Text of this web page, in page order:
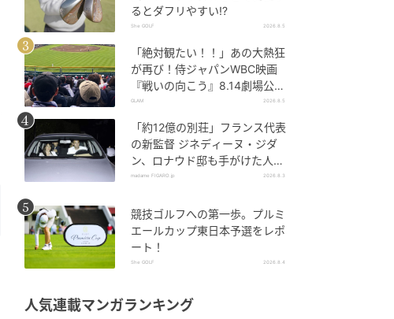
るとダフリやすい⁉
She GOLF 2026.8.5
「絶対観たい！！」あの大熱狂
が再び！侍ジャパンWBC映画
『戦いの向こう』8.14劇場公
開！
GLAM 2026.8.5
「約12億の別荘」フランス代表
の新監督 ジネディーヌ・ジダ
ン、ロナウド邸も手がけた人気
建築家に依頼した邸宅とは。
madame FIGARO.jp 2026.8.3
競技ゴルフへの第一歩。プルミ
エールカップ東日本予選をレポ
ート！
She GOLF 2026.8.4
人気連載マンガランキング